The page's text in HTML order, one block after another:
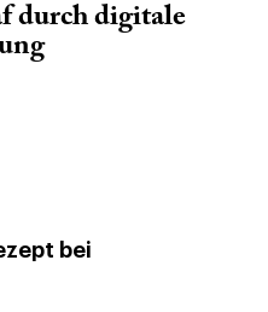
durch digitale
bei